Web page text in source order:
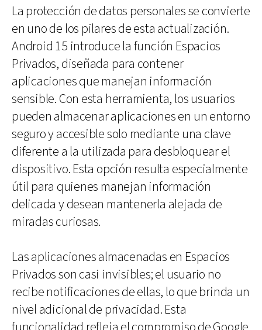
La protección de datos personales se convierte
en uno de los pilares de esta actualización.
Android 15 introduce la función Espacios
Privados, diseñada para contener
aplicaciones que manejan información
sensible. Con esta herramienta, los usuarios
pueden almacenar aplicaciones en un entorno
seguro y accesible solo mediante una clave
diferente a la utilizada para desbloquear el
dispositivo. Esta opción resulta especialmente
útil para quienes manejan información
delicada y desean mantenerla alejada de
miradas curiosas.
Las aplicaciones almacenadas en Espacios
Privados son casi invisibles; el usuario no
recibe notificaciones de ellas, lo que brinda un
nivel adicional de privacidad. Esta